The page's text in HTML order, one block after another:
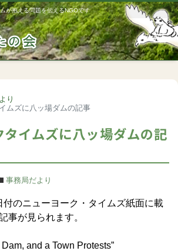
が抱える問題を伝えるNGOです
り
ムズに八ッ場ダムの記事
タイムズに八ッ場ダムの記
事務局だより
のニューヨーク・タイムズ紙面に載
事が見られます。
and a Town Protests”